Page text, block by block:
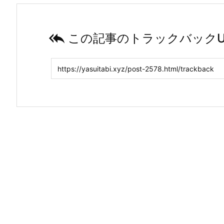
 この記事のトラックバック